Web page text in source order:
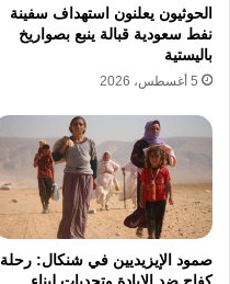
الحوثيون يعلنون استهداف سفينة
نفط سعودية قبالة ينبع بصواريخ
باليستية
5 أغسطس، 2026
صمود الإيزيديين في شنكال: رحلة
كفاح ضد الإبادة وتحديات لبناء